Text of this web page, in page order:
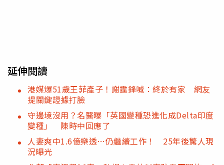
延伸閱讀
港媒爆51歲王菲產子！謝霆鋒喊：終於有家 網友
提關鍵證據打臉
守邊境沒用？名醫曝「英國變種恐進化成Delta印度
變種」 陳時中回應了
人妻爽中1.6億樂透…仍繼續工作！ 25年後驚人現
況曝光